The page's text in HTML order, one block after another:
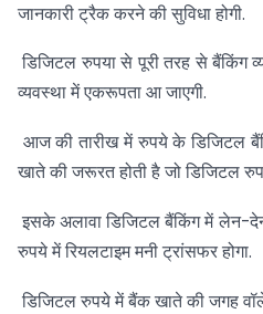
जानकारी ट्रैक करने की सुविधा होगी.
डिजिटल रुपया से पूरी तरह से बैंकिंग
व्यवस्था में एकरूपता आ जाएगी.
आज की तारीख में रुपये के डिजिटल
खाते की जरूरत होती है जो डिजिटल
इसके अलावा डिजिटल बैंकिंग में लेन-देन
रुपये में रियलटाइम मनी ट्रांसफर होगा.
डिजिटल रुपये में बैंक खाते की जगह